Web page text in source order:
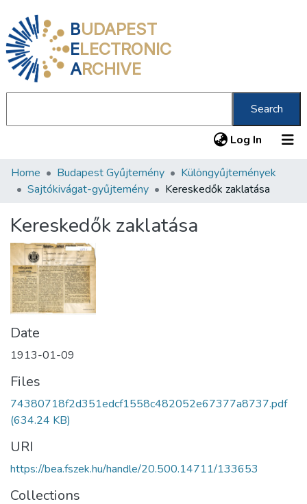
BUDAPEST
ELECTRONIC
ARCHIVE
Search
Log In (current)
Communities & Collections
Statistics
About us
Home Budapest Gyűjtemény
Különgyűjtemények
Sajtókivágat-gyűjtemény
Kereskedők zaklatása
Kereskedők zaklatása
Date
1913-01-09
Files
74380718f2d351edcf1558c482052e67377a8737.pdf
(634.24 KB)
URI
https://bea.fszek.hu/handle/20.500.14711/133653
Collections